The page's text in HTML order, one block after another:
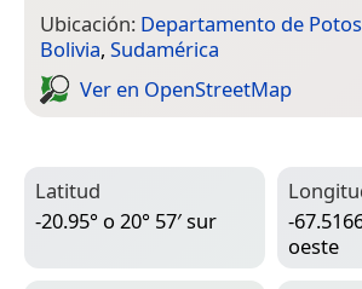
Ubicación: Departamento de
Bolivia, Sudamérica
Ver en Open­Street­Map
Latitud
-20.95° o 20° 57′ sur
-
oeste